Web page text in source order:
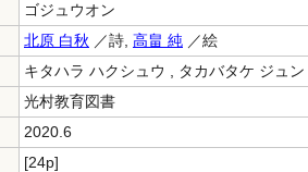
ゴジュウオン
北原 白秋 ／詩, 高畠 純 ／絵
キタハラ ハクシュウ , タカバタケ ジュン
光村教育図書
2020.6
[24p]